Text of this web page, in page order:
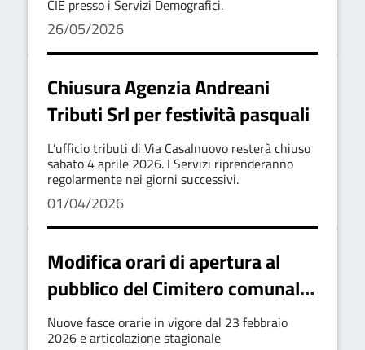
CIE presso i Servizi Demografici.
26/05/2026
Chiusura Agenzia Andreani
Tributi Srl per festività pasquali
L’ufficio tributi di Via Casalnuovo resterà chiuso
sabato 4 aprile 2026. I Servizi riprenderanno
regolarmente nei giorni successivi.
01/04/2026
Modifica orari di apertura al
pubblico del Cimitero comunale
di Lavello
Nuove fasce orarie in vigore dal 23 febbraio
2026 e articolazione stagionale